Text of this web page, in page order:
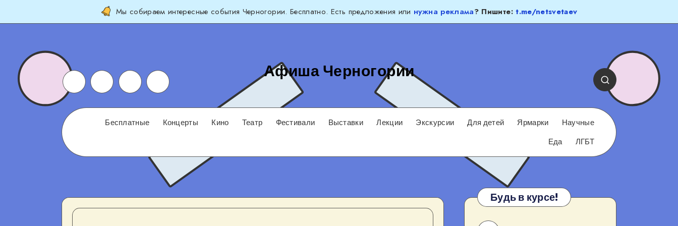
Мы собираем интересные события Черногории. Бесплатно. Есть предложения или нужна реклама? Пишите:t.me/netsvetaev
Афиша Черногории
Бесплатные Концерты Кино Театр Фестивали Выставки Лекции Экскурсии Для детей Ярмарки
Научные
Еда
ЛГБТ
Будь в курсе!